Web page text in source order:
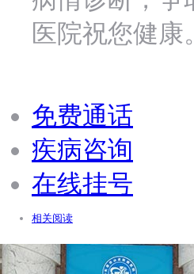
医院祝您健康
免费通话
疾病咨询
在线挂号
相关阅读